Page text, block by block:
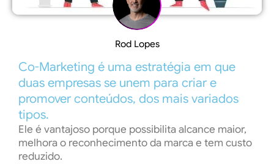
Rod Lopes
Co-Marketing é uma estratégia em que
duas empresas se unem para criar e
promover conteúdos, dos mais variados
tipos.
Ele é vantajoso porque possibilita alcance maior,
melhora o reconhecimento da marca e tem custo
reduzido.